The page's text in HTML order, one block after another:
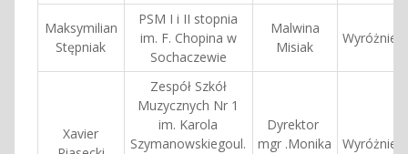
Maksymilian
Stępniak
PSM I i II stopnia
im. F. Chopina w
Sochaczewie
Malwina
Misiak
Xavier
Zespół Szkół
Muzycznych Nr 1
im. Karola
Szymanowskiegoul.
Dyrektor
mgr .Monika